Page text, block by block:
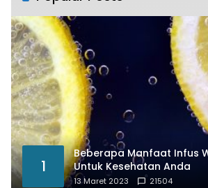
1
Beberapa Manfaat Infus
Untuk Kesehatan Anda
13 Maret 2023 21504